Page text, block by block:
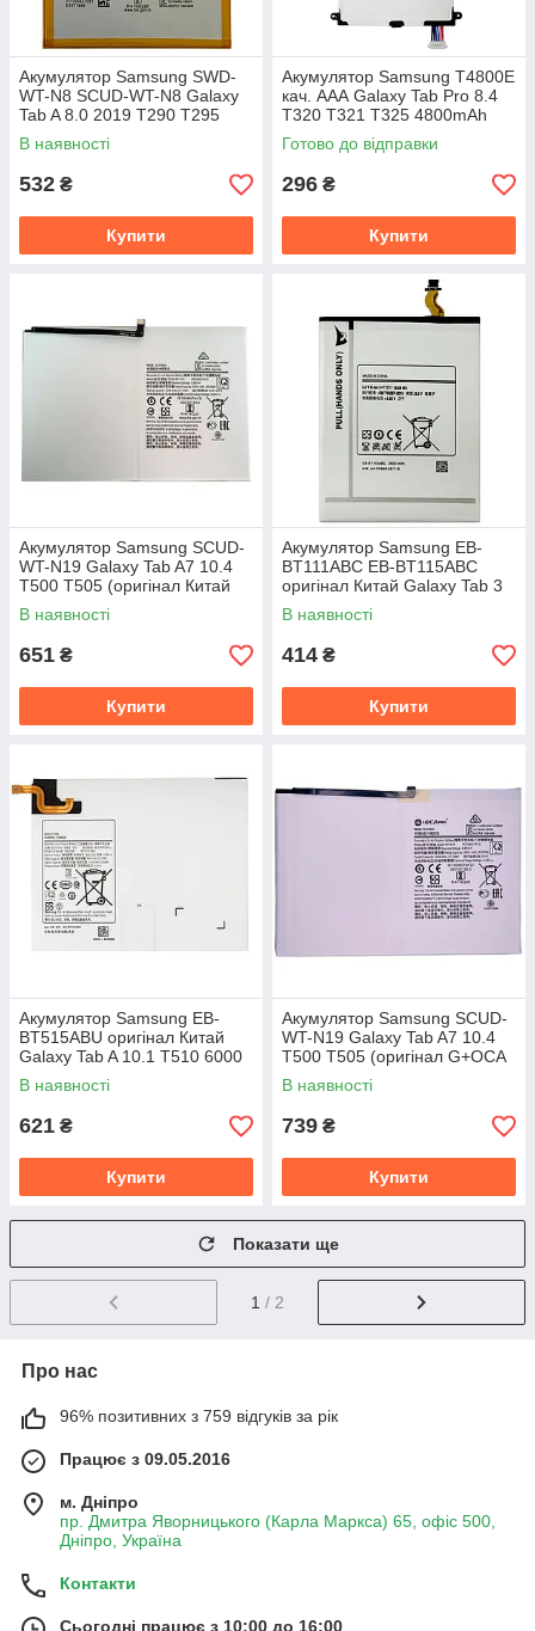
Акумулятор Samsung SWD-
WT-N8 SCUD-WT-N8 Galaxy
Tab A 8.0 2019 T290 T295
(оригінал Китай 5100 mAh)
В наявності
532 ₴
Купити
Акумулятор Samsung T4800E
кач. ААА Galaxy Tab Pro 8.4
T320 T321 T325 4800mAh
Розпродаж
Готово до відправки
296 ₴
Купити
Акумулятор Samsung SCUD-
WT-N19 Galaxy Tab A7 10.4
T500 T505 (оригінал Китай
7040 mAh)
В наявності
651 ₴
Купити
Акумулятор Samsung EB-
BT111ABC EB-BT115ABC
оригінал Китай Galaxy Tab 3
Lite 7.0" T110 T111 T115 T116
3600 mAh
В наявності
414 ₴
Купити
Акумулятор Samsung EB-
BT515ABU оригінал Китай
Galaxy Tab A 10.1 T510 6000
mAh
В наявності
621 ₴
Купити
Акумулятор Samsung SCUD-
WT-N19 Galaxy Tab A7 10.4
T500 T505 (оригінал G+OCA
Pro 7040 mAh)
В наявності
739 ₴
Купити
Показати ще
1 / 2
Про нас
96% позитивних з 759 відгуків за рік
Працює з 09.05.2016
м. Дніпро
пр. Дмитра Яворницького (Карла Маркса) 65, офіс 500,
Дніпро, Україна
Контакти
Сьогодні працює з 10:00 до 16:00